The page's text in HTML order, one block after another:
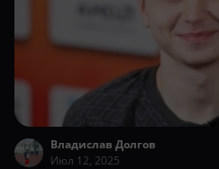
Владислав Долгов
Июл 12, 2025